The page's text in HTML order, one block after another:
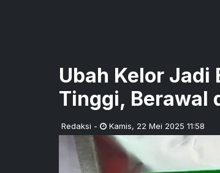
Ubah Kelor Jadi
Tinggi, Berawal
Redaksi - Kamis, 22 Mei 2025 11:58